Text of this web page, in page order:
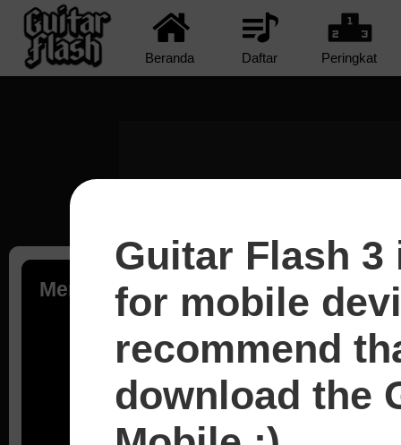
Beranda Daftar Peringkat
Memuat...
Guitar Flash
for mobile
recommend
download the